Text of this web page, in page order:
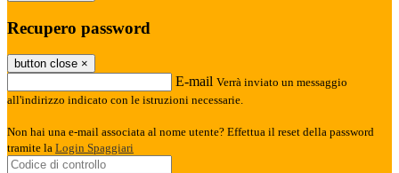
Recupero password
button close ×
E-mail Verrà inviato un messaggio
all'indirizzo indicato con le istruzioni necessarie.
Non hai una e-mail associata al nome utente? Effettua il reset della password
tramite la Login Spaggiari